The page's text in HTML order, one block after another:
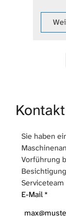
Kontakt
Sie haben
Vorführung
E-Mail*